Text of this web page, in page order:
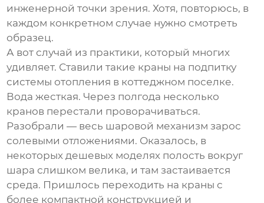
инженерной точки зрения. Хотя, повторюсь, в
каждом конкретном случае нужно смотреть
образец.
А вот случай из практики, который многих
удивляет. Ставили такие краны на подпитку
системы отопления в коттеджном поселке.
Вода жесткая. Через полгода несколько
кранов перестали проворачиваться.
Разобрали — весь шаровой механизм зарос
солевыми отложениями. Оказалось, в
некоторых дешевых моделях полость вокруг
шара слишком велика, и там застаивается
среда. Пришлось переходить на краны с
более компактной конструкцией и